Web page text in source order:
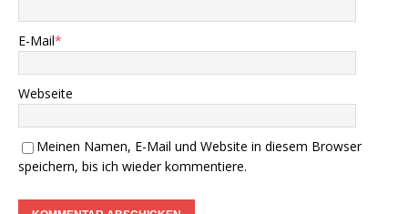
E-Mail*
Webseite
Meinen Namen, E-Mail und Website in diesem Browser
speichern, bis ich wieder kommentiere.